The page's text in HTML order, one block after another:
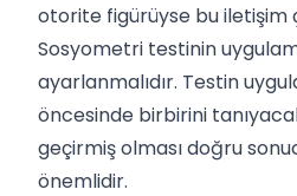
otorite figürüyse bu iletişim
Sosyometri testinin
ayarlanmalıdır. Testin
öncesinde birbirini
geçirmiş olması doğru
önemlidir.